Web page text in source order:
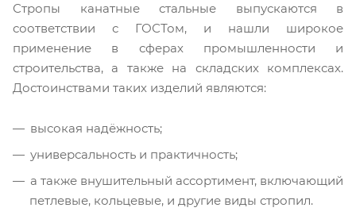
Стропы канатные стальные выпускаются в
соответствии с ГОСТом, и нашли широкое
применение в сферах промышленности и
строительства, а также на складских комплексах.
Достоинствами таких изделий являются:
высокая надёжность;
универсальность и практичность;
а также внушительный ассортимент, включающий
петлевые, кольцевые, и другие виды стропил.